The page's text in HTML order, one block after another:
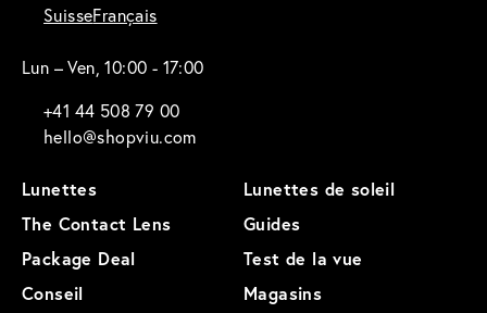
SuisseFrançais
Lun – Ven, 10:00 - 17:00
+41 44 508 79 00
hello@shopviu.com
Lunettes
Lunettes de soleil
The Contact Lens
Guides
Package Deal
Test de la vue
Conseil
Magasins